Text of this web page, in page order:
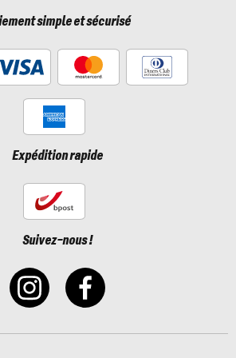
simple et sécurisé
Expédition rapide
Suivez-nous !